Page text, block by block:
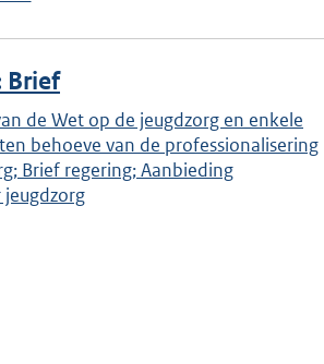
Brief
de Wet op de jeugdzorg en enkele
behoeve van de professionalisering
Brief regering; Aanbieding